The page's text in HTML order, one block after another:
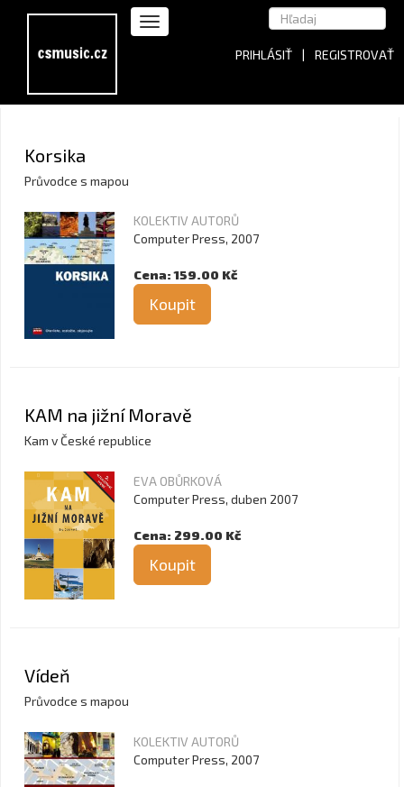
PRIHLÁSIŤ | REGISTROVAŤ
Korsika
Průvodce s mapou
KOLEKTIV AUTORŮ
Computer Press, 2007
Cena: 159.00 Kč
Koupit
KAM na jižní Moravě
Kam v České republice
EVA OBŮRKOVÁ
Computer Press, duben 2007
Cena: 299.00 Kč
Koupit
Vídeň
Průvodce s mapou
KOLEKTIV AUTORŮ
Computer Press, 2007